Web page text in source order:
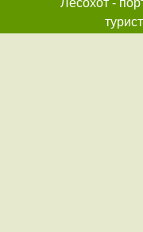
Лесохот -